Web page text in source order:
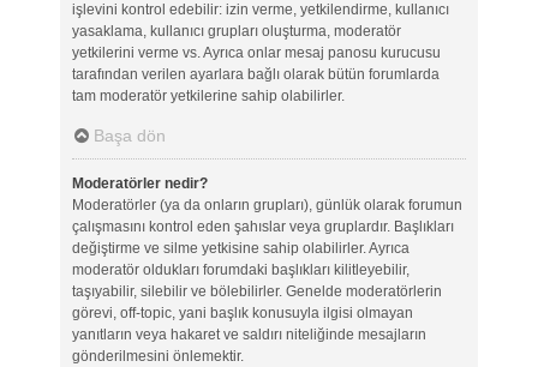
işlevini kontrol edebilir: izin verme, yetkilendirme, kullanıcı
yasaklama, kullanıcı grupları oluşturma, moderatör
yetkilerini verme vs. Ayrıca onlar mesaj panosu kurucusu
tarafından verilen ayarlara bağlı olarak bütün forumlarda
tam moderatör yetkilerine sahip olabilirler.
Başa dön
Moderatörler nedir?
Moderatörler (ya da onların grupları), günlük olarak forumun
çalışmasını kontrol eden şahıslar veya gruplardır. Başlıkları
değiştirme ve silme yetkisine sahip olabilirler. Ayrıca
moderatör oldukları forumdaki başlıkları kilitleyebilir,
taşıyabilir, silebilir ve bölebilirler. Genelde moderatörlerin
görevi, off-topic, yani başlık konusuyla ilgisi olmayan
yanıtların veya hakaret ve saldırı niteliğinde mesajların
gönderilmesini önlemektir.